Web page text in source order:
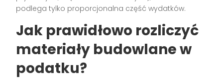
podlega tylko proporcjonalna część wydatków.
Jak prawidłowo rozliczyć
materiały budowlane w
podatku?